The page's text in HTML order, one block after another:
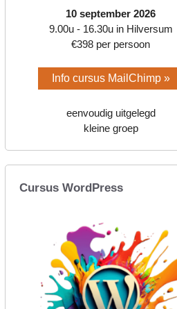
10 september 2026
9.00u - 16.30u in Hilversum
€398 per persoon
Info cursus MailChimp »
eenvoudig uitgelegd
kleine groep
Cursus WordPress